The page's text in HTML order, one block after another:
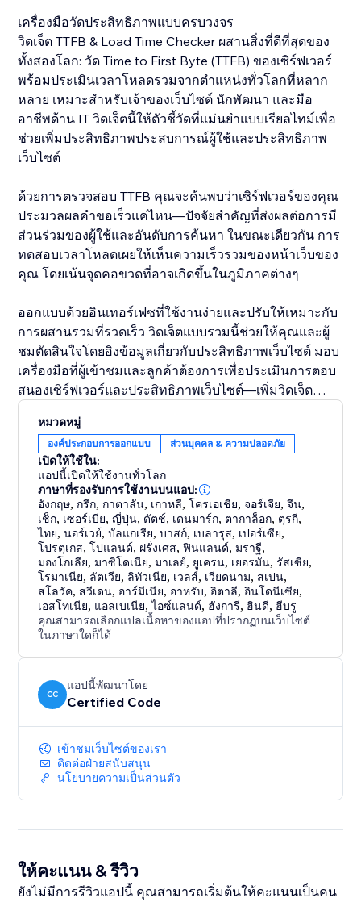
เครื่องมือวัดประสิทธิภาพแบบครบวงจร
วิดเจ็ต TTFB & Load Time Checker ผสานสิ่งที่ดีที่สุดของ
ทั้งสองโลก: วัด Time to First Byte (TTFB) ของเซิร์ฟเวอร์
พร้อมประเมินเวลาโหลดรวมจากตำแหน่งทั่วโลกที่หลาก
หลาย เหมาะสำหรับเจ้าของเว็บไซต์ นักพัฒนา และมือ
อาชีพด้าน IT วิดเจ็ตนี้ให้ตัวชี้วัดที่แม่นยำแบบเรียลไทม์เพื่อ
ช่วยเพิ่มประสิทธิภาพประสบการณ์ผู้ใช้และประสิทธิภาพ
เว็บไซต์
ด้วยการตรวจสอบ TTFB คุณจะค้นพบว่าเซิร์ฟเวอร์ของคุณ
ประมวลผลคำขอเร็วแค่ไหน—ปัจจัยสำคัญที่ส่งผลต่อการมี
ส่วนร่วมของผู้ใช้และอันดับการค้นหา ในขณะเดียวกัน การ
ทดสอบเวลาโหลดเผยให้เห็นความเร็วรวมของหน้าเว็บของ
คุณ โดยเน้นจุดคอขวดที่อาจเกิดขึ้นในภูมิภาคต่างๆ
ออกแบบด้วยอินเทอร์เฟซที่ใช้งานง่ายและปรับให้เหมาะกับ
การผสานรวมที่รวดเร็ว วิดเจ็ตแบบรวมนี้ช่วยให้คุณและผู้
ชมตัดสินใจโดยอิงข้อมูลเกี่ยวกับประสิทธิภาพเว็บไซต์ มอบ
เครื่องมือที่ผู้เข้าชมและลูกค้าต้องการเพื่อประเมินการตอบ
สนองเซิร์ฟเวอร์และประสิทธิภาพเว็บไซต์—เพิ่มวิดเจ็ต
หมวดหมู่
องค์ประกอบการออกแบบ ส่วนบุคคล & ความปลอดภัย
เปิดให้ใช้ใน:
แอปนี้เปิดให้ใช้งานทั่วโลก
ภาษาที่รองรับการใช้งานบนแอป:
อังกฤษ, กรีก, กาตาลัน, เกาหลี,โครเอเชีย,จอร์เจีย,จีน,
เช็ก, เซอร์เบีย,ญี่ปุ่น, ดัตช์, เดนมาร์ก, ตากาล็อก, ตุรกี,
ไทย,นอร์เวย์,บัลแกเรีย,บาสก์, เบลารุส, เปอร์เซีย,
โปรตุเกส,โปแลนด์, ฝรั่งเศส,ฟินแลนด์,มราฐี,
มองโกเลีย,มาซิโดเนีย,มาเลย์, ยูเครน, เยอรมัน,รัสเซีย,
โรมาเนีย, ลัตเวีย, ลิทัวเนีย, เวลส์, เวียดนาม, สเปน,
สโลวัค, สวีเดน, อาร์มีเนีย, อาหรับ,อิตาลี,อินโดนีเซีย,
เอสโทเนีย, แอลเบเนีย,ไอซ์แลนด์, ฮังการี, ฮินดี, ฮีบรู
คุณสามารถเลือกแปลเนื้อหาของแอปที่ปรากฏบนเว็บไซต์
ในภาษาใดก็ได้
CC
แอปนี้พัฒนาโดย
Certified Code
เข้าชมเว็บไซต์ของเรา
ติดต่อฝ่ายสนับสนุน
นโยบายความเป็นส่วนตัว
ให้คะแนน & รีวิว
ยังไม่มีการรีวิวแอปนี้ คุณสามารถเริ่มต้นให้คะแนนเป็นคน